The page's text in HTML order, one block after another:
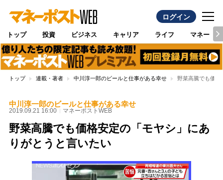
ログイン
トップ 投資 ビジネス キャリア ライフ マネー
トップ 連載・著者 中川淳一郎のビールと仕事がある幸せ 野菜高騰でも価格
中川淳一郎のビールと仕事がある幸せ
2019.09.21 16:00 マネーポストWEB
野菜高騰でも価格安定の「モヤシ」にあ
りがとうと言いたい